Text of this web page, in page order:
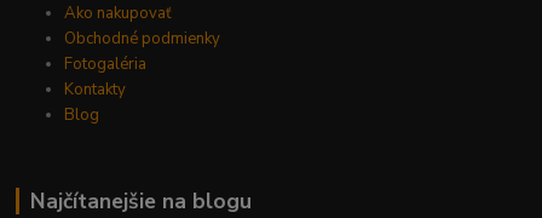
Ako nakupovať
Obchodné podmienky
Fotogaléria
Kontakty
Blog
Najčítanejšie na blogu